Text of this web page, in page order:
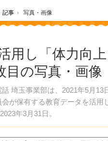
記事 › 写真・画像
用し「体力向
目の写真・画像
埼玉事業部は、2021年5月13
が保有する教育データを活用
年3月31日。